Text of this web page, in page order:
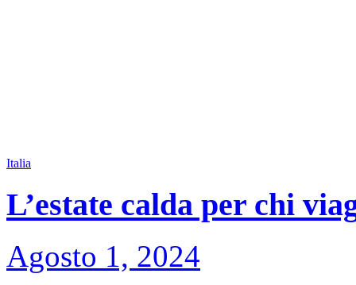
Italia
L’estate calda per chi
Agosto 1, 2024